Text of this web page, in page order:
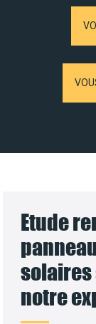
Etude
solaires
notre